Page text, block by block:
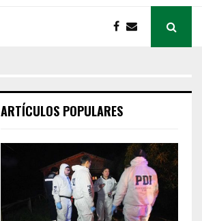
ARTÍCULOS POPULARES